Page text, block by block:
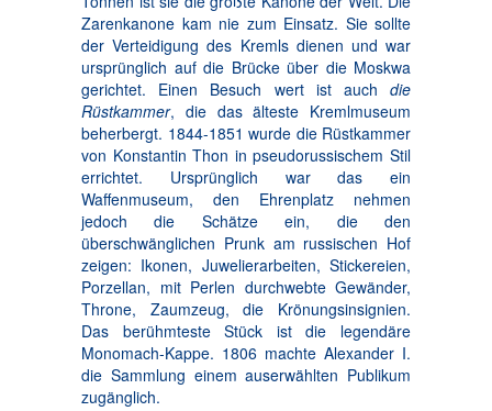
Zarenkanone kam nie zum Einsatz. Sie sollte
der Verteidigung des Kremls dienen und war
ursprünglich auf die Brücke über die Moskwa
gerichtet. Einen Besuch wert ist auch die
Rüstkammer, die das älteste Kremlmuseum
beherbergt. 1844-1851 wurde die Rüstkammer
von Konstantin Thon in pseudorussischem Stil
errichtet. Ursprünglich war das ein
Waffenmuseum, den Ehrenplatz nehmen
jedoch die Schätze ein, die den
überschwänglichen Prunk am russischen Hof
zeigen: Ikonen, Juwelierarbeiten, Stickereien,
Porzellan, mit Perlen durchwebte Gewänder,
Throne, Zaumzeug, die Krönungsinsignien.
Das berühmteste Stück ist die legendäre
Monomach-Kappe. 1806 machte Alexander I.
die Sammlung einem auserwählten Publikum
zugänglich.